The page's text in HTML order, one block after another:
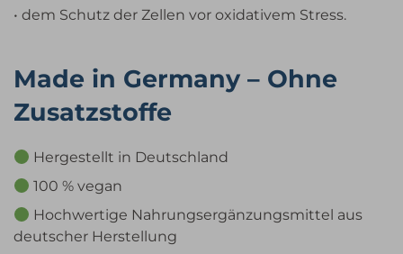
• dem Schutz der Zellen vor oxidativem Stress.
Made in Germany – Ohne
Zusatzstoffe
Hergestellt in Deutschland
100 % vegan
Hochwertige Nahrungsergänzungsmittel aus
deutscher Herstellung